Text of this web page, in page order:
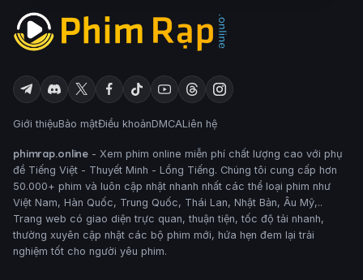
Giới thiệuBảo mậtĐiều khoảnDMCALiên hệ
phimrap.online - Xem phim online miễn phí chất lượng cao với phụ
đề Tiếng Việt - Thuyết Minh - Lồng Tiếng. Chúng tôi cung cấp hơn
50.000+ phim và luôn cập nhật nhanh nhất các thể loại phim như
Việt Nam, Hàn Quốc, Trung Quốc, Thái Lan, Nhật Bản, Âu Mỹ,..
Trang web có giao diện trực quan, thuận tiện, tốc độ tải nhanh,
thường xuyên cập nhật các bộ phim mới, hứa hẹn đem lại trải
nghiệm tốt cho người yêu phim.